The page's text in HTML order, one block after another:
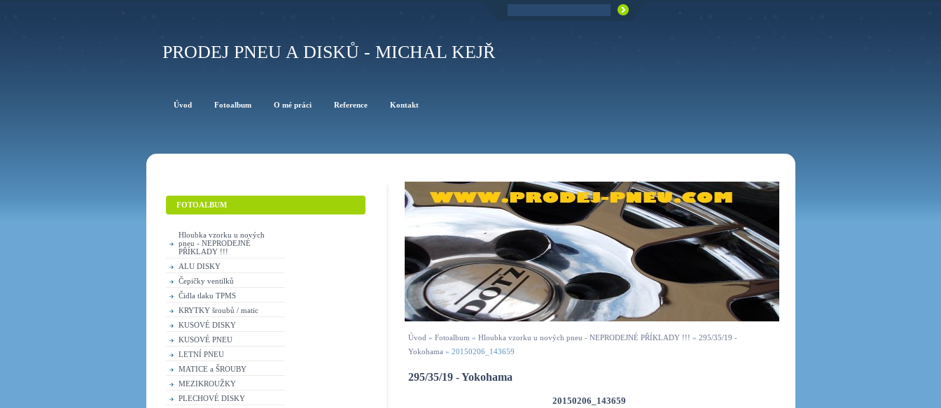
PRODEJ PNEU A DISKŮ - MICHAL KEJŘ
Úvod » Fotoalbum » Hloubka vzorku u nových pneu - NEPRODEJNÉ PŘÍKLADY !!! » 295/35/19 -
Yokohama » 20150206_143659
295/35/19 - Yokohama
20150206_143659
Úvod Fotoalbum O mé práci Reference Kontakt
FOTOALBUM
Hloubka vzorku u nových
pneu - NEPRODEJNÉ
PŘÍKLADY !!!
ALU DISKY
Čepičky ventilků
Čidla tlaku TPMS
KRYTKY šroubů / matic
KUSOVÉ DISKY
KUSOVÉ PNEU
LETNÍ PNEU
MATICE a ŠROUBY
MEZIKROUŽKY
PLECHOVÉ DISKY